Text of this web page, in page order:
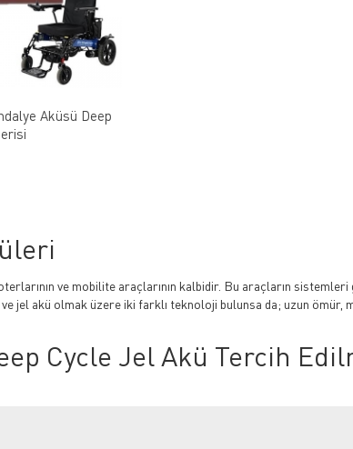
Aküsü Deep
ve mobilite araçlarının kalbidir. Bu araçların
jel akü olmak üzere iki farklı teknoloji bulunsa da; uzun ömür,
Cycle Jel Akü Tercih